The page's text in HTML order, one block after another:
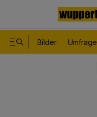
Bilder Umfrage